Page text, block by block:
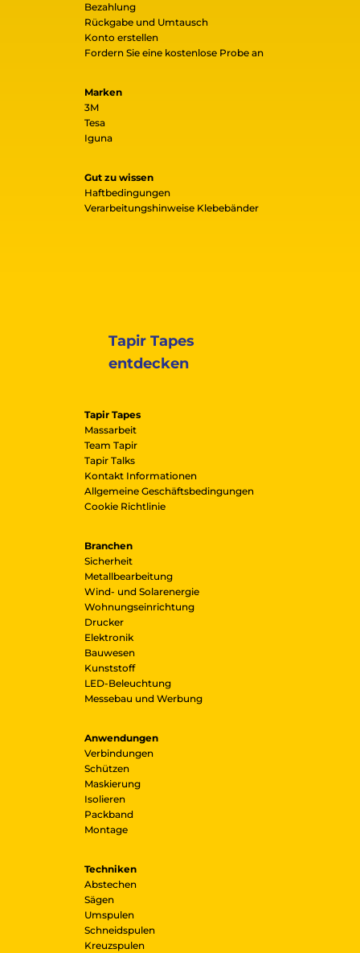
Bezahlung
Rückgabe und Umtausch
Konto erstellen
Fordern Sie eine kostenlose Probe an
Marken
3M
Tesa
Iguna
Gut zu wissen
Haftbedingungen
Verarbeitungshinweise Klebebänder
Tapir Tapes
entdecken
Tapir Tapes
Massarbeit
Team Tapir
Tapir Talks
Kontakt Informationen
Allgemeine Geschäftsbedingungen
Cookie Richtlinie
Branchen
Sicherheit
Metallbearbeitung
Wind- und Solarenergie
Wohnungseinrichtung
Drucker
Elektronik
Bauwesen
Kunststoff
LED-Beleuchtung
Messebau und Werbung
Anwendungen
Verbindungen
Schützen
Maskierung
Isolieren
Packband
Montage
Techniken
Abstechen
Sägen
Umspulen
Schneidspulen
Kreuzspulen